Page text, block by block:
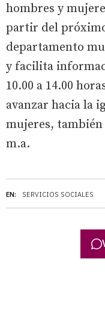
EN: SERVICIOS SOCIALES
hombres y
partir del
departamento
y facilita
10.00 a 14.00
avanzar hacia la
mujeres, también
m.a.